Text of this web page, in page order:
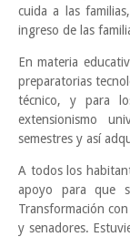
cuida a las
ingreso de las
En materia
preparatorias
técnico, y para
extensionismo
semestres y así
A todos los
apoyo para que
Transformación
y senadores.